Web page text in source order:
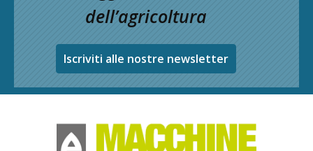
dell’agricoltura
Iscriviti alle nostre newsletter